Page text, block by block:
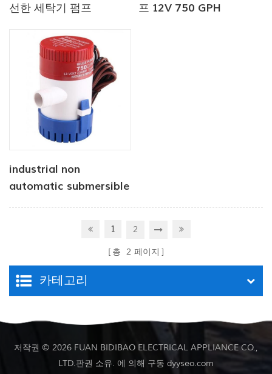
선한 세탁기 펌프
프 12V 750 GPH
industrial non
automatic submersible
1 2
총 2 페이지
카테고리
저작권 © 2026 FUAN BIDIBAO ELECTRICAL APPLIANCE CO.,
LTD.판권 소유. 에 의해 구동 dyyseo.com